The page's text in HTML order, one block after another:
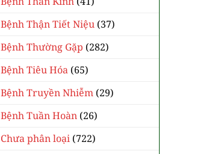
Bệnh Thận Tiết Niệu (37)
Bệnh Thường Gặp (282)
Bệnh Tiêu Hóa (65)
Bệnh Truyền Nhiễm (29)
Bệnh Tuần Hoàn (26)
Chưa phân loại (722)